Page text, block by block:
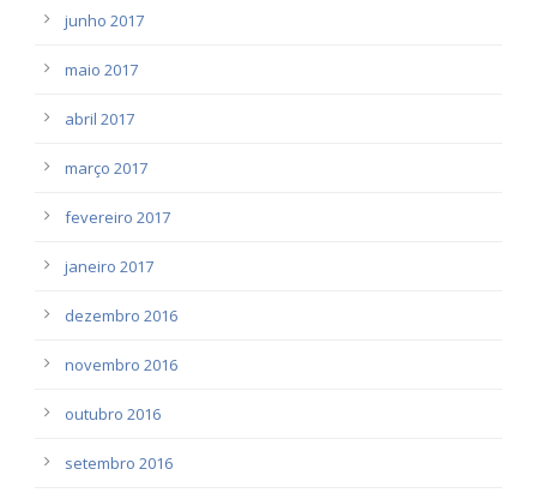
junho 2017
maio 2017
abril 2017
março 2017
fevereiro 2017
janeiro 2017
dezembro 2016
novembro 2016
outubro 2016
setembro 2016